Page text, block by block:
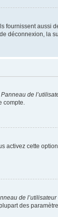
fournissent aussi
déconnexion, la
Panneau de
compte.
activez cette
de l’utilisateur
des